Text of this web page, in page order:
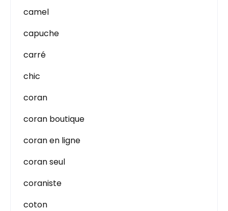
camel
capuche
carré
chic
coran
coran boutique
coran en ligne
coran seul
coraniste
coton